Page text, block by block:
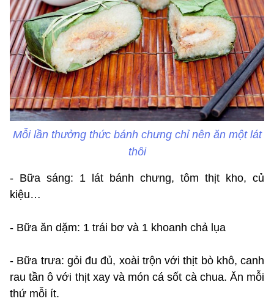
Mỗi lần thưởng thức bánh chưng chỉ nên ăn một lát
thôi
- Bữa sáng: 1 lát bánh chưng, tôm thịt kho, củ
kiệu…
- Bữa ăn dặm: 1 trái bơ và 1 khoanh chả lụa
- Bữa trưa: gỏi đu đủ, xoài trộn với thịt bò khô, canh
rau tần ô với thịt xay và món cá sốt cà chua. Ăn mỗi
thứ mỗi ít.